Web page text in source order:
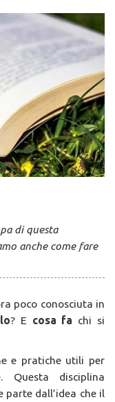
di questa
anche come fare
poco conosciuta in
? E cosa fa chi si
e pratiche utili per
disciplina
dall’idea che il